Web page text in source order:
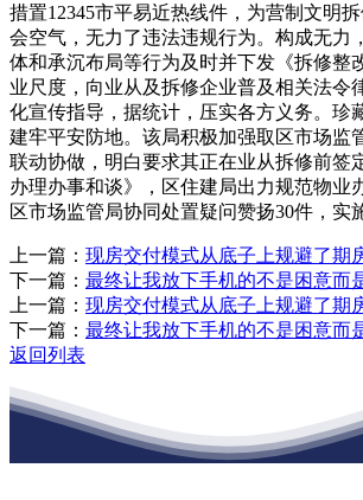
措置12345市平易近热线件，为营制文明
会空气，无力了违法违规行为。构成无力
体和承沉布局等行为及时并下发《拆修整
业尺度，向业从及拆修企业普及相关法令
化宣传指导，据统计，压实各方义务。珍
建牢平安防地。该局积极加强取区市场监
联动协做，明白要求其正在业从拆修前签
办理办事和谈》，区住建局出力规范物业
区市场监管局协同处置疑问赞扬30件，实
上一篇： 现房交付模式从底子上规避了期
下一篇： 最终让我放下手机的不是困意而
上一篇： 现房交付模式从底子上规避了期
下一篇： 最终让我放下手机的不是困意而
返回列表